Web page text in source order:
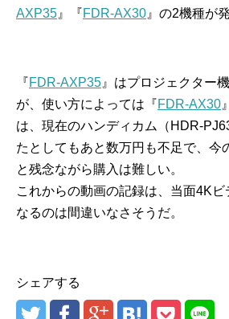
AXP35 』『FDR-AX30 』の2機種が
『FDR-AXP35 』はプロジェクター
が、使い方によっては『FDR-AX30
は、現在のハンディカム（HDR-
たとしてもあと数万円も不足で、今
と残念ながら購入は難しい。
これからの動画の記録は、当面4Kビ
なるのは間違いなさそうだ。
シェアする